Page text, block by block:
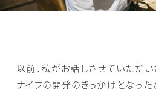
以前、私がお話しさせていただい
ナイフの開発のきっかけとなった